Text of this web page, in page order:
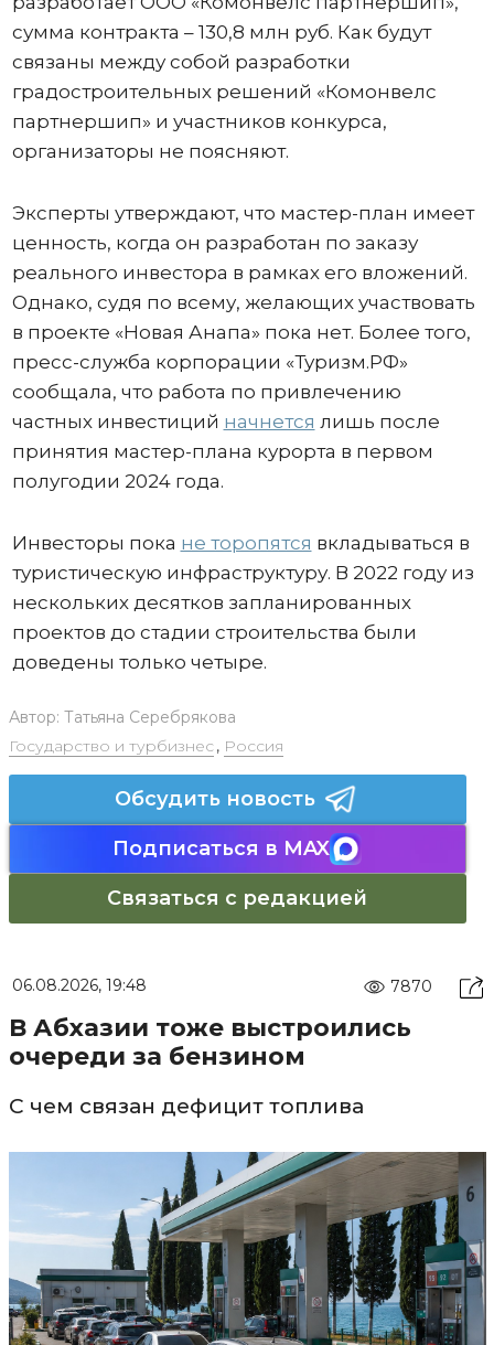
сумма контракта – 130,8 млн руб. Как будут
связаны между собой разработки
градостроительных решений «Комонвелс
партнершип» и участников конкурса,
организаторы не поясняют.
Эксперты утверждают, что мастер-план имеет
ценность, когда он разработан по заказу
реального инвестора в рамках его вложений.
Однако, судя по всему, желающих участвовать
в проекте «Новая Анапа» пока нет. Более того,
пресс-служба корпорации «Туризм.РФ»
сообщала, что работа по привлечению
частных инвестиций начнется лишь после
принятия мастер-плана курорта в первом
полугодии 2024 года.
Инвесторы пока не торопятся вкладываться в
туристическую инфраструктуру. В 2022 году из
нескольких десятков запланированных
проектов до стадии строительства были
доведены только четыре.
Автор: Татьяна Серебрякова
Государство и турбизнес, Россия
Обсудить новость
Подписаться в MAX
Связаться с редакцией
06.08.2026, 19:48 7870
В Абхазии тоже выстроились
очереди за бензином
С чем связан дефицит топлива